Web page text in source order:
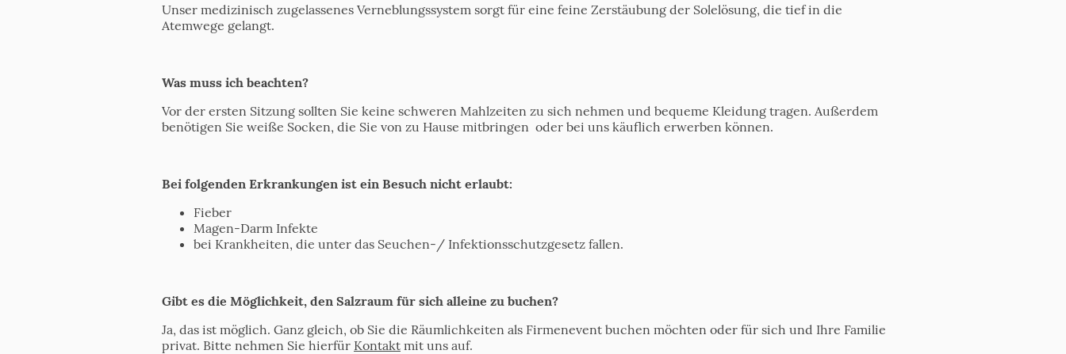
Unser medizinisch zugelassenes Verneblungssystem sorgt für eine feine Zerstäubung der Solelösung, die tief in die
Atemwege gelangt.
Was muss ich beachten?
Vor der ersten Sitzung sollten Sie keine schweren Mahlzeiten zu sich nehmen und bequeme Kleidung tragen. Außerdem
benötigen Sie weiße Socken, die Sie von zu Hause mitbringen oder bei uns käuflich erwerben können.
Bei folgenden Erkrankungen ist ein Besuch nicht erlaubt:
Fieber
Magen-Darm Infekte
bei Krankheiten, die unter das Seuchen-/ Infektionsschutzgesetz fallen.
Gibt es die Möglichkeit, den Salzraum für sich alleine zu buchen?
Ja, das ist möglich. Ganz gleich, ob Sie die Räumlichkeiten als Firmenevent buchen möchten oder für sich und Ihre Familie
privat. Bitte nehmen Sie hierfür Kontakt mit uns auf.